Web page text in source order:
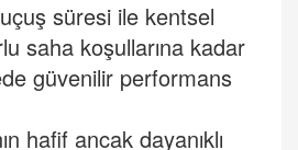
süresi ile kentsel
saha koşullarına kadar
güvenilir performans
hafif ancak dayanıklı